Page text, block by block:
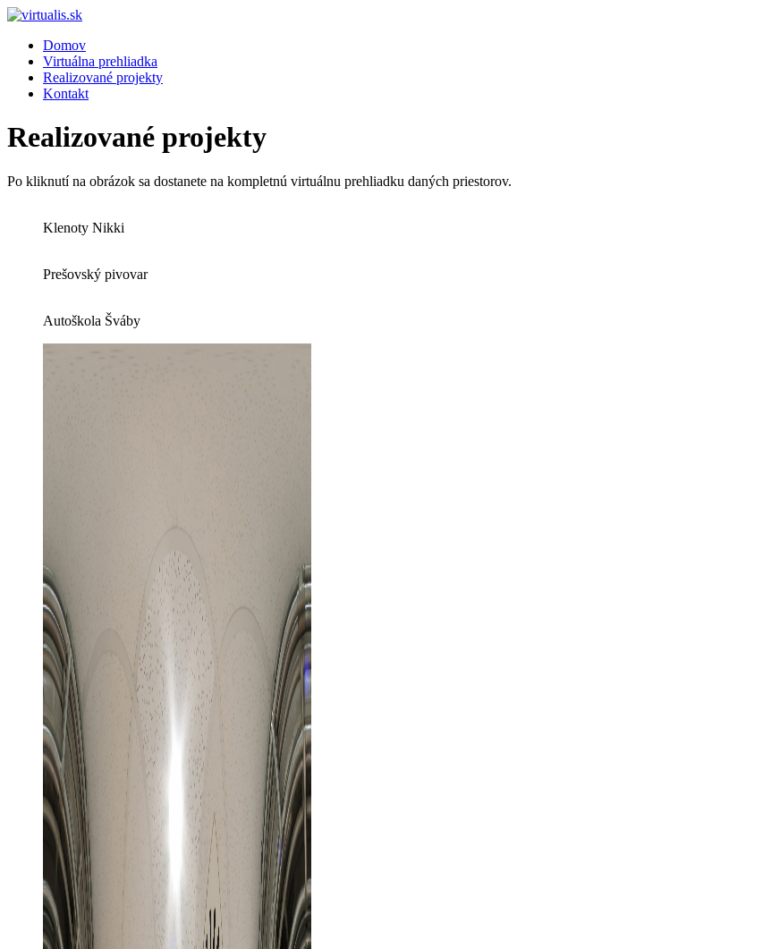
Domov
Virtuálna prehliadka
Realizované projekty
Kontakt
Realizované projekty
Po kliknutí na obrázok sa dostanete na kompletnú virtuálnu prehliadku daných priestorov.
Klenoty Nikki
Prešovský pivovar
Autoškola Šváby